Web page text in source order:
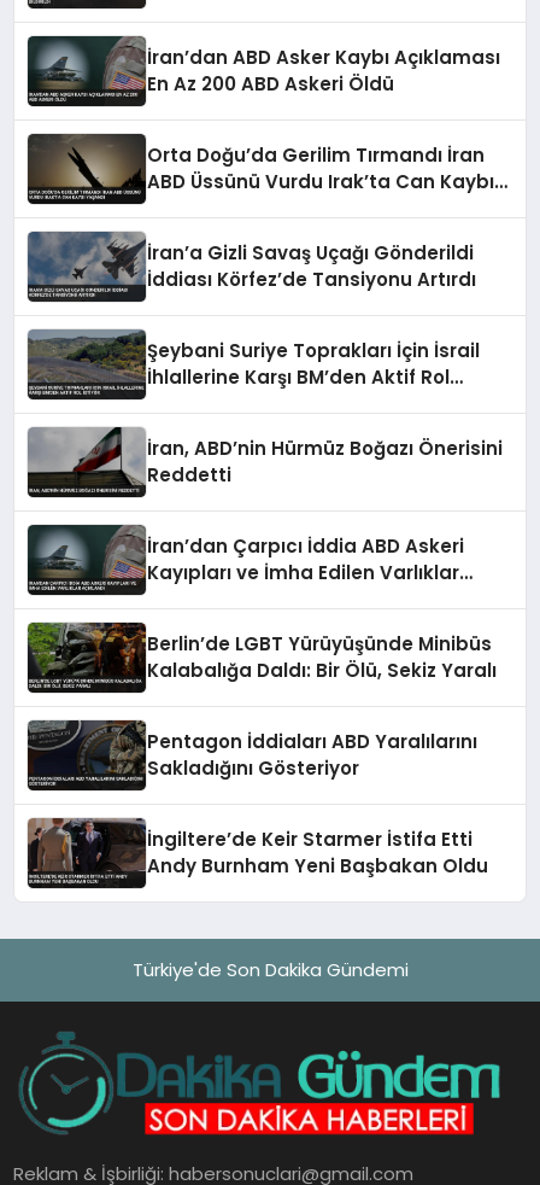
İran’dan ABD Asker Kaybı Açıklaması
En Az 200 ABD Askeri Öldü
Orta Doğu’da Gerilim Tırmandı İran
ABD Üssünü Vurdu Irak’ta Can Kaybı
İran’a Gizli Savaş Uçağı Gönderildi
İddiası Körfez’de Tansiyonu Artırdı
Şeybani Suriye Toprakları İçin İsrail
İhlallerine Karşı BM’den Aktif Rol
İran, ABD’nin Hürmüz Boğazı Önerisini
Reddetti
İran’dan Çarpıcı İddia ABD Askeri
Kayıpları ve İmha Edilen Varlıklar
Berlin’de LGBT Yürüyüşünde Minibüs
Kalabalığa Daldı: Bir Ölü, Sekiz Yaralı
Pentagon İddiaları ABD Yaralılarını
Sakladığını Gösteriyor
İngiltere’de Keir Starmer İstifa Etti
Andy Burnham Yeni Başbakan Oldu
Türkiye'de Son Dakika Gündemi
Reklam & İşbirliği:habersonuclari@gmail.com